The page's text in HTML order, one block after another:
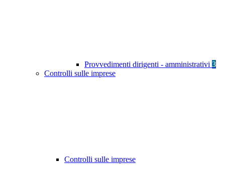
Provvedimenti dirigenti - amministrativi 3
Controlli sulle imprese
Controlli sulle imprese